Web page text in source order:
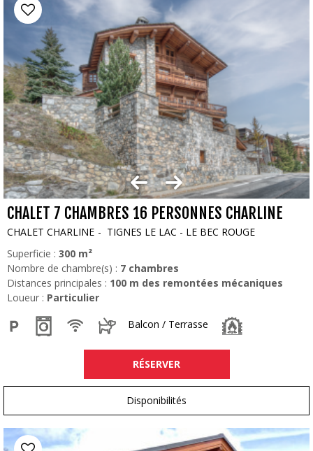
CHALET 7 CHAMBRES 16 PERSONNES CHARLINE
CHALET CHARLINE
TIGNES LE LAC - LE BEC ROUGE
Superficie : 300 m²
Nombre de chambre(s) : 7 chambres
Distances principales : 100 m des remontées mécaniques
Loueur : Particulier
Balcon / Terrasse
RÉSERVER
Disponibilités